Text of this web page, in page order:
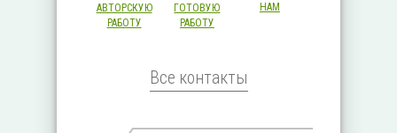
АВТОРСКУЮ
РАБОТУ
ГОТОВУЮ
РАБОТУ
НАМ
Все контакты